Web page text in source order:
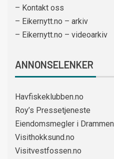
– Kontakt oss
– Eikernytt.no – arkiv
– Eikernytt.no – videoarkiv
ANNONSELENKER
Havfiskeklubben.no
Roy’s Pressetjeneste
Eiendomsmegler i Drammen
Visithokksund.no
Visitvestfossen.no